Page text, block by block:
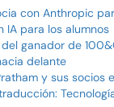
con Anthropic
IA para los alumnos
ganador de
delante
y sus socios